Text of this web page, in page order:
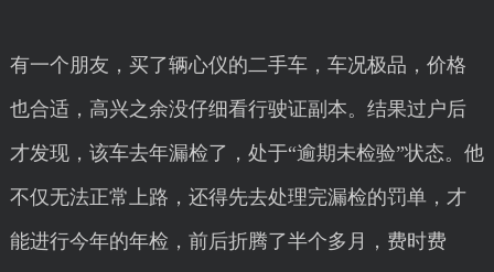
有一个朋友，买了辆心仪的二手车，车况极品，价格
也合适，高兴之余没仔细看行驶证副本。结果过户后
才发现，该车去年漏检了，处于“逾期未检验”状态。他
不仅无法正常上路，还得先去处理完漏检的罚单，才
能进行今年的年检，前后折腾了半个多月，费时费